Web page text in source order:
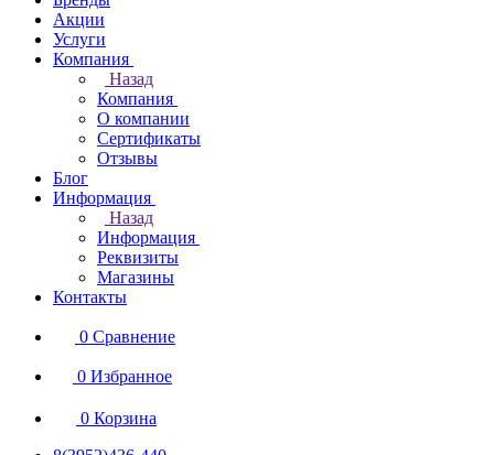
Акции
Услуги
Компания
Назад
Компания
О компании
Сертификаты
Отзывы
Блог
Информация
Назад
Информация
Реквизиты
Магазины
Контакты
0 Сравнение
0 Избранное
0 Корзина